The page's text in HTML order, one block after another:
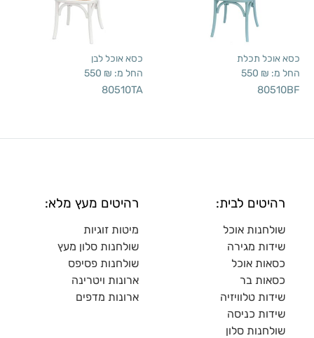
כסא אוכל תכלת
החל מ: 550 ₪
80510BF
כסא אוכל לבן
החל מ: 550 ₪
80510TA
רהיטים לבית:
שולחנות אוכל
שידות מגירה
כסאות אוכל
כסאות בר
שידות טלוויזיה
שידות כניסה
שולחנות סלון
רהיטים מעץ מלא:
מיטות זוגיות
שולחנות סלון מעץ
שולחנות פסיפס
ארונות ויטרינה
ארונות מדפים